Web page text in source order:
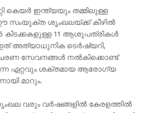
കെയർ ഇന്ത്യയും തമ്മിലുള്ള
സംയുക്ത ശൃംഖലയ്ക്ക് കീഴിൽ
കിടക്കകളുള്ള 11 ആശുപത്രികൾ
അത്യാധുനിക ടെർഷ്യറി,
സേവനങ്ങൾ നൽകിക്കൊണ്ട്
ഏറ്റവും ശക്തമായ ആരോഗ്യ
മാറും.
വരും വർഷങ്ങളിൽ കേരളത്തിൽ